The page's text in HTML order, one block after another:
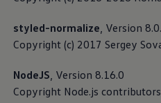
Volkswagen Clubs
Volkswagen GTI
Contact
digitale diensten”. Via het
om met aangelegenheden
Privacybeleid
styled-normalize, Version
Copyright (c) 2017 Sergey
NodeJS, Version 8.16.0
Copyright Node.js